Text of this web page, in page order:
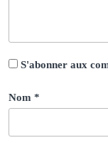
S'abonner aux
Nom *